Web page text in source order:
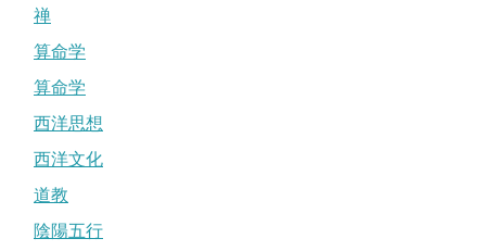
禅
算命学
算命学
西洋思想
西洋文化
道教
陰陽五行